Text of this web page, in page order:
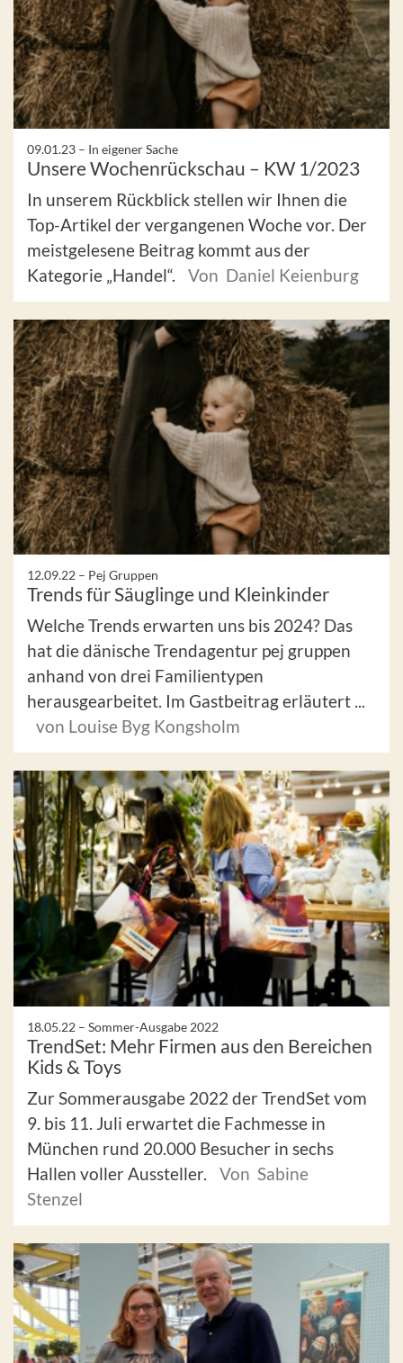
09.01.23 – In eigener Sache
Unsere Wochenrückschau – KW 1/2023
In unserem Rückblick stellen wir Ihnen die
Top-Artikel der vergangenen Woche vor. Der
meistgelesene Beitrag kommt aus der
Kategorie „Handel“.
Von Daniel Keienburg
12.09.22 – Pej Gruppen
Trends für Säuglinge und Kleinkinder
Welche Trends erwarten uns bis 2024? Das
hat die dänische Trendagentur pej gruppen
anhand von drei Familientypen
herausgearbeitet. Im Gastbeitrag erläutert ...
von Louise Byg Kongsholm
18.05.22 – Sommer-Ausgabe 2022
TrendSet: Mehr Firmen aus den Bereichen
Kids & Toys
Zur Sommerausgabe 2022 der TrendSet vom
9. bis 11. Juli erwartet die Fachmesse in
München rund 20.000 Besucher in sechs
Hallen voller Aussteller.
Von Sabine
Stenzel